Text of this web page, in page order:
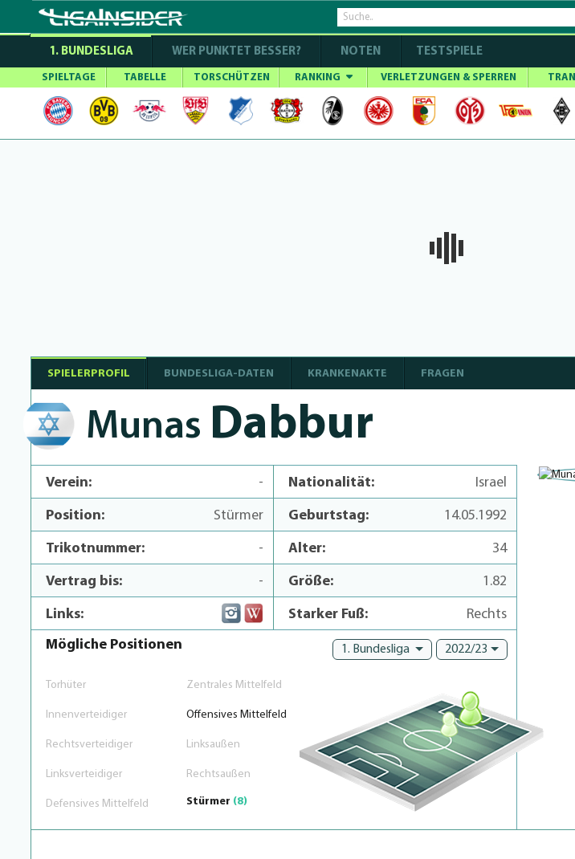
1. BUNDESLIGA WER PUNKTET BESSER? NOTEN TESTSPIELE
SPIELTAGE TABELLE TORSCHÜTZEN RANKING VERLETZUNGEN & SPERREN
SPIELERPROFIL BUNDESLIGA-DATEN KRANKENAKTE FRAGEN
Munas Dabbur
Verein: -
Position: Stürmer
Trikotnummer: -
Vertrag bis: -
Links:
Nationalität: Israel
Geburtstag: 14.05.1992
Alter: 34
Größe: 1.82
Starker Fuß:
Rechts
Mögliche Positionen
1. Bundesliga 2022/23
Torhüter Zentrales Mittelfeld
Innenverteidiger Offensives Mittelfeld
Rechtsverteidiger Linksaußen
Linksverteidiger Rechtsaußen
Defensives Mittelfeld Stürmer (8)